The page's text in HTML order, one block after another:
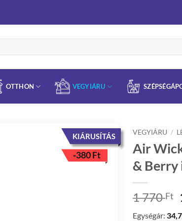
OTTHON VEGYIÁRU
KIÁRUSÍTÁS
-380Ft
VEGYIÁRU /
Air
& Berry
1 770Ft
Egységár: